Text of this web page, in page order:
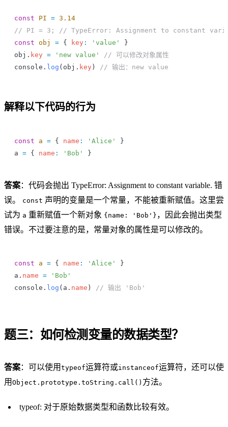
const PI = 3.14
// PI = 3; // TypeError: Assignment to constant
const obj = { key : 'value'
}
obj . key = 'new value'
// 可以修改对象属性
console . log ( obj . key ) // 输出：new value
解释以下代码的行为
const a = { name : 'Alice'
}
a = { name : 'Bob' }
答案：代码会抛出 TypeError: Assignment to constant variable. 错
误。
const 声明的变量是一个常量，不能被重新赋值。这里尝
试为 a 重新赋值一个新对象 {name: 'Bob'} ，因此会抛出类型
错误。不过要注意的是，常量对象的属性是可以修改的。
const a = { name : 'Alice'
}
a . name = 'Bob'
console . log ( a . name ) // 输出 'Bob'
题三：如何检测变量的数据类型？
答案：可以使用 typeof运算符或instanceof运算符，还可以使
用 Object.prototype.toString.call() 方法。
typeof: 对于原始数据类型和函数比较有效。